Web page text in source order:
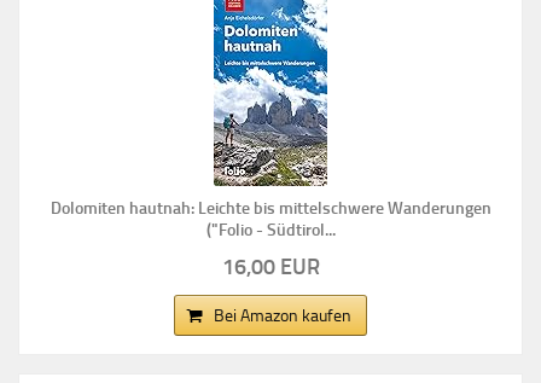
Dolomiten hautnah: Leichte bis mittelschwere Wanderungen
("Folio - Südtirol...
16,00 EUR
Bei Amazon kaufen